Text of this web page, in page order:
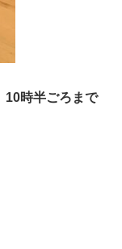
10時半ごろまで